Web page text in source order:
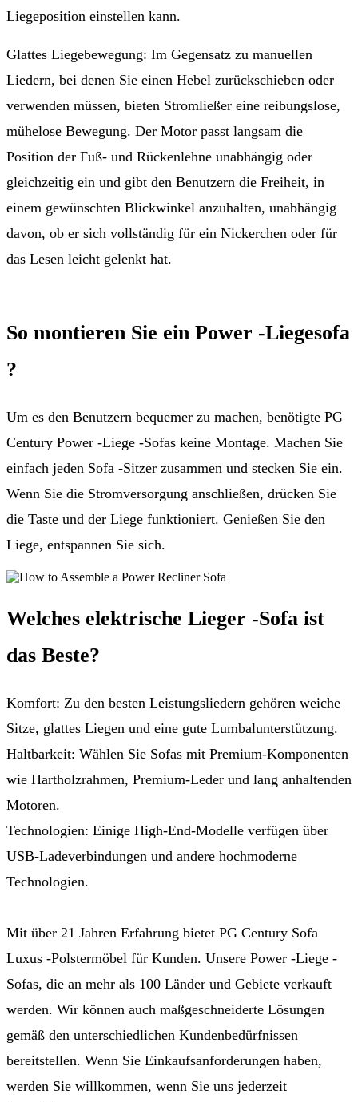
Liegeposition einstellen kann.
Glattes Liegebewegung: Im Gegensatz zu manuellen
Liedern, bei denen Sie einen Hebel zurückschieben oder
verwenden müssen, bieten Stromließer eine reibungslose,
mühelose Bewegung. Der Motor passt langsam die
Position der Fuß- und Rückenlehne unabhängig oder
gleichzeitig ein und gibt den Benutzern die Freiheit, in
einem gewünschten Blickwinkel anzuhalten, unabhängig
davon, ob er sich vollständig für ein Nickerchen oder für
das Lesen leicht gelenkt hat.
So montieren Sie ein Power -Liegesofa
?
Um es den Benutzern bequemer zu machen, benötigte PG
Century Power -Liege -Sofas keine Montage. Machen Sie
einfach jeden Sofa -Sitzer zusammen und stecken Sie ein.
Wenn Sie die Stromversorgung anschließen, drücken Sie
die Taste und der Liege funktioniert. Genießen Sie den
Liege, entspannen Sie sich.
Welches elektrische Lieger -Sofa ist
das Beste?
Komfort: Zu den besten Leistungsliedern gehören weiche
Sitze, glattes Liegen und eine gute Lumbalunterstützung.
Haltbarkeit: Wählen Sie Sofas mit Premium-Komponenten
wie Hartholzrahmen, Premium-Leder und lang anhaltenden
Motoren.
Technologien: Einige High-End-Modelle verfügen über
USB-Ladeverbindungen und andere hochmoderne
Technologien.
Mit über 21 Jahren Erfahrung bietet PG Century Sofa
Luxus -Polstermöbel für Kunden. Unsere Power -Liege -
Sofas, die an mehr als 100 Länder und Gebiete verkauft
werden. Wir können auch maßgeschneiderte Lösungen
gemäß den unterschiedlichen Kundenbedürfnissen
bereitstellen. Wenn Sie Einkaufsanforderungen haben,
werden Sie willkommen, wenn Sie uns jederzeit